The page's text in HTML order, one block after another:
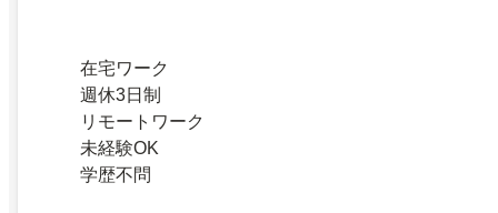
在宅ワーク
週休3日制
リモートワーク
未経験OK
学歴不問